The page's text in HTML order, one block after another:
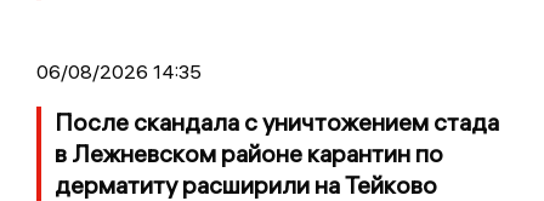
06/08/2026 14:35
После скандала с уничтожением стада
в Лежневском районе карантин по
дерматиту расширили на Тейково